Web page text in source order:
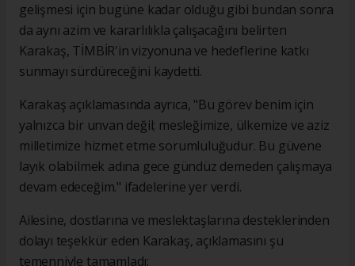
gelişmesi için bugüne kadar olduğu gibi bundan sonra
da aynı azim ve kararlılıkla çalışacağını belirten
Karakaş, TİMBİR'in vizyonuna ve hedeflerine katkı
sunmayı sürdüreceğini kaydetti.
Karakaş açıklamasında ayrıca, "Bu görev benim için
yalnızca bir unvan değil; mesleğimize, ülkemize ve aziz
milletimize hizmet etme sorumluluğudur. Bu güvene
layık olabilmek adına gece gündüz demeden çalışmaya
devam edeceğim." ifadelerine yer verdi.
Ailesine, dostlarına ve meslektaşlarına desteklerinden
dolayı teşekkür eden Karakaş, açıklamasını şu
temenniyle tamamladı: